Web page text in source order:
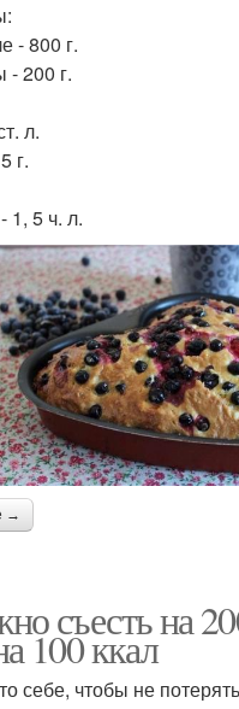
- 800 г.
200 г.
л.
г.
1, 5 ч. л.
→
съесть на
100 ккал
себе, чтобы не